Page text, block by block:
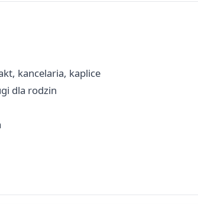
kancelaria, kaplice
dla rodzin